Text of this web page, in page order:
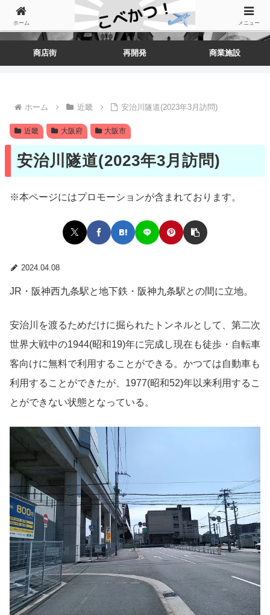
商店街 再開発 商業施設
ホーム 近畿 安治川隧道(2023年3月訪問)
近畿 大阪府 大阪市
安治川隧道(2023年3月訪問)
※本ページにはプロモーションが含まれております。
2024.04.08
JR・阪神西九条駅と地下鉄・阪神九条駅との間に立地。
安治川を渡るためだけに掘られたトンネルとして、第二次
世界大戦中の1944(昭和19)年に完成し現在も徒歩・自転車
客向けに無料で利用することができる。かつては自動車も
利用することができたが、1977(昭和52)年以来利用するこ
とができない状態となっている。
ホーム メニュー